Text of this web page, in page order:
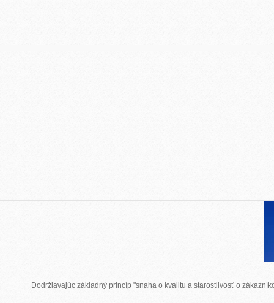
Dodržiavajúc základný princíp "snaha o kvalitu a starostlivosť o